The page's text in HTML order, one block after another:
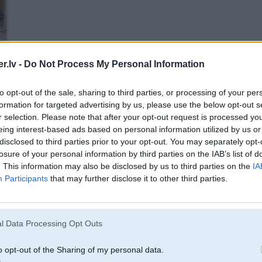
- Do Not Process My Personal Information
opt-out of the sale, sharing to third parties, or processing of your
for targeted advertising by us, please use the below opt-out
selection. Please note that after your opt-out request is processed
interest-based ads based on personal information utilized by us
to third parties prior to your opt-out. You may separately
of your personal information by third parties on the IAB’s list of
This information may also be disclosed by us to third parties on the
Participants that may further disclose it to other third parties.
Data Processing Opt Outs
opt-out of the Sharing of my personal data.
Visas eglītes prom.
Gudrīšiem kas te stāsta par plikumu, atrādiet savas egles pa cik nopirkāt
Un tam ekspertam. Man ir 50ha mežs un nav pilnīgi nevienas jaunaudzes.
Visas egles ir zāģētas normālā biezoknī starp citiem krūmiem, kokiem.
Tā kā ar savu saprašanu vari norauties podā. Salīdzinājumā ar
saviem džungļiem un izvēlēties kādu vien sirds kāro, nevis braukāt pa
ka pirku veikalā pa dārgo
Un par to mazo eglīti - viņa bija metru gara, ko tu no viņas gaidiji, kuplumu?
Priecīgus svētkus. Cilvēki kas bijuši veikalā zin cik maksā eglīte un nepisa